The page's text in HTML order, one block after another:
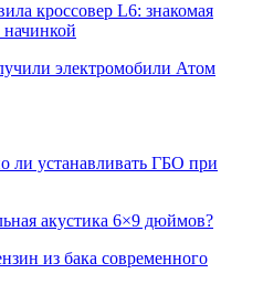
кроссовер L6: знакомая
электромобили Атом
ли устанавливать ГБО при
акустика 6×9 дюймов?
из бака современного